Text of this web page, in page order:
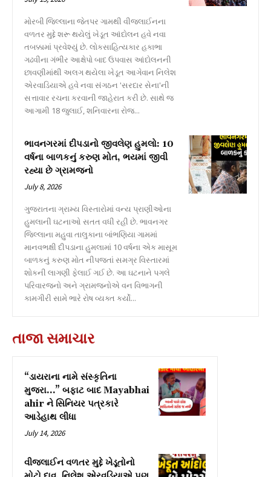
મોરબી જિલ્લાના જેતપર ગામથી વીજલાઈનના
વળતર મુદ્દે શરૂ થયેલું ખેડૂત આંદોલન હવે નવા
તબક્કામાં પ્રવેશ્યું છે. લોકસાહિત્યકાર હકાભા
ગઢવીના ગંભીર આક્ષેપો બાદ ઉપવાસ આંદોલનની
છાવણીમાંથી અલગ થયેલા ખેડૂત આગેવાન નિલેશ
એરવાડિયાએ હવે નવા સંગઠન 'સરદાર સેના'ની
સત્તાવાર રચના કરવાની જાહેરાત કરી છે. સાથે જ
આગામી 18 જુલાઈ, શનિવારના રોજ...
ભાવનગરમાં દીપડાનો જીવલેણ હુમલો: 10
વર્ષના બાળકનું કરુણ મોત, ભયમાં જીવી
રહ્યા છે ગ્રામજનો
July 8, 2026
ગુજરાતના ગ્રામ્ય વિસ્તારોમાં વન્ય પ્રાણીઓના
હુમલાની ઘટનાઓ સતત વધી રહી છે. ભાવનગર
જિલ્લાના મહુવા તાલુકાના બાંભણિયા ગામમાં
માનવભક્ષી દીપડાના હુમલામાં 10 વર્ષના એક માસૂમ
બાળકનું કરુણ મોત નીપજતાં સમગ્ર વિસ્તારમાં
શોકની લાગણી ફેલાઈ ગઈ છે. આ ઘટનાને પગલે
પરિવારજનો અને ગ્રામજનોએ વન વિભાગની
કામગીરી સામે ભારે રોષ વ્યક્ત કર્યો...
તાજા સમાચાર
“ડાયરાના નામે સંસ્કૃતિના
મુજરા…” બફાટ બાદ Mayabhai
ahir ને સિનિયર પત્રકારે
આડેહાથ લીધા
July 14, 2026
વીજલાઈન વળતર મુદ્દે ખેડૂતોનો